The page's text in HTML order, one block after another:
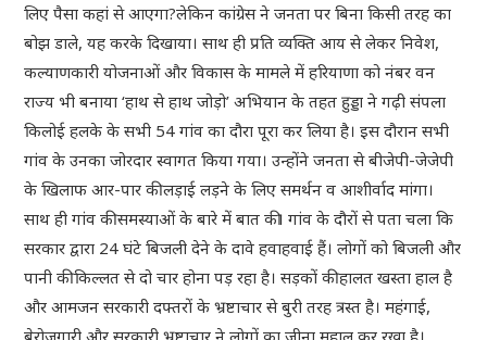
लिए पैसा कहां से आएगा?लेकिन कांग्रेस ने जनता पर बिना किसी तरह का
बोझ डाले, यह करके दिखाया। साथ ही प्रति व्यक्ति आय से लेकर निवेश,
कल्याणकारी योजनाओं और विकास के मामले में हरियाणा को नंबर वन
राज्य भी बनाया ‘हाथ से हाथ जोड़ो’ अभियान के तहत हुड्डा ने गढ़ी संपला
किलोई हलके के सभी 54 गांव का दौरा पूरा कर लिया है। इस दौरान सभी
गांव के उनका जोरदार स्वागत किया गया। उन्होंने जनता से बीजेपी-जेजेपी
के खिलाफ आर-पार की लड़ाई लड़ने के लिए समर्थन व आशीर्वाद मांगा।
साथ ही गांव की समस्याओं के बारे में बात की। गांव के दौरों से पता चला कि
सरकार द्वारा 24 घंटे बिजली देने के दावे हवाहवाई हैं। लोगों को बिजली और
पानी की किल्लत से दो चार होना पड़ रहा है। सड़कों की हालत खस्ता हाल है
और आमजन सरकारी दफ्तरों के भ्रष्टाचार से बुरी तरह त्रस्त है। महंगाई,
बेरोजगारी और सरकारी भ्रष्टाचार ने लोगों का जीना मुहाल कर रखा है।